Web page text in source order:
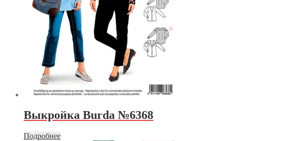
Выкройка Burda №6368
Подробнее